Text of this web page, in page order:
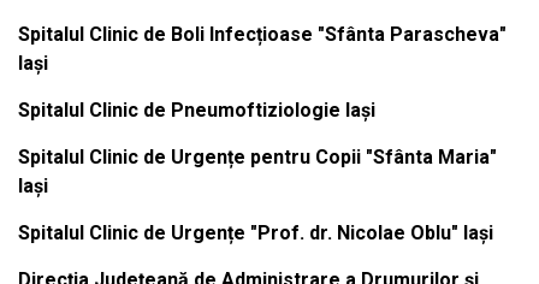
Spitalul Clinic de Boli Infecțioase "Sfânta Parascheva"
Iași
Spitalul Clinic de Pneumoftiziologie Iași
Spitalul Clinic de Urgențe pentru Copii "Sfânta Maria"
Iași
Spitalul Clinic de Urgențe "Prof. dr. Nicolae Oblu" Iași